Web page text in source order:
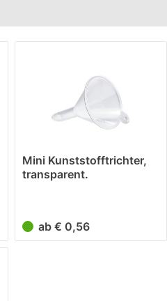
Mini Kunststofftrichter,
transparent.
ab € 0,56